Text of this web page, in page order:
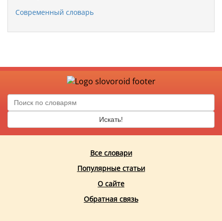
Современный словарь
Искать!
Все словари
Популярные статьи
О сайте
Обратная связь